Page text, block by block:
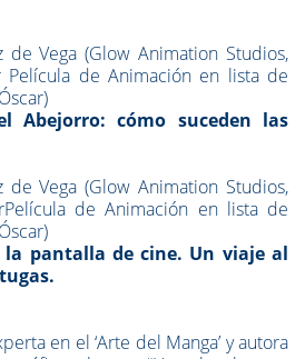
de Vega (Glow Animation Studios,
de Animación en lista de
Abejorro: cómo suceden las
de Vega (Glow Animation Studios,
de Animación en lista de
la pantalla de cine. Un viaje al
en el ‘Arte del Manga’ y autora